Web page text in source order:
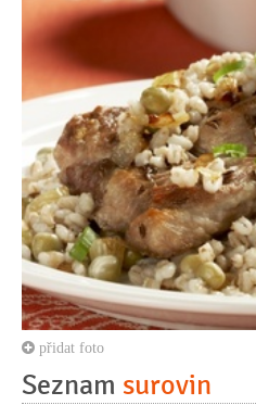
přidat foto
Seznam surovin